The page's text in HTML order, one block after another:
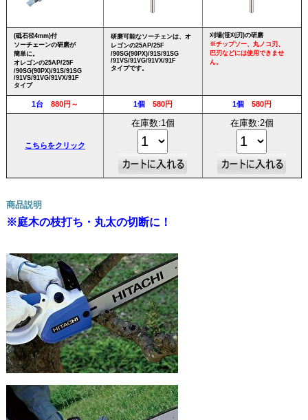
(砥石径4mm)付
ソーチェーンの研磨が
簡単に。
オレゴンの25AP/25F
/90SG(90PX)/91S/91SG
/91VS/91VG/91VX/91F
タイプ
研磨可能なソーチェンは、オ
レゴンの25AP/25F
/90SG(90PX)/91S/91SG
/91VS/91VG/91VX/91F
タイプです。
刈場(笹刈刃)の研磨
※チップソー、丸ノコ刃、
巴刃などには使用できませ
ん。
1台 880円～ 1個 580円 1個 580円
こちらをクリック
在庫数:1個 在庫数:2個
商品説明
※庭木の枝打ち・丸太の切断に！